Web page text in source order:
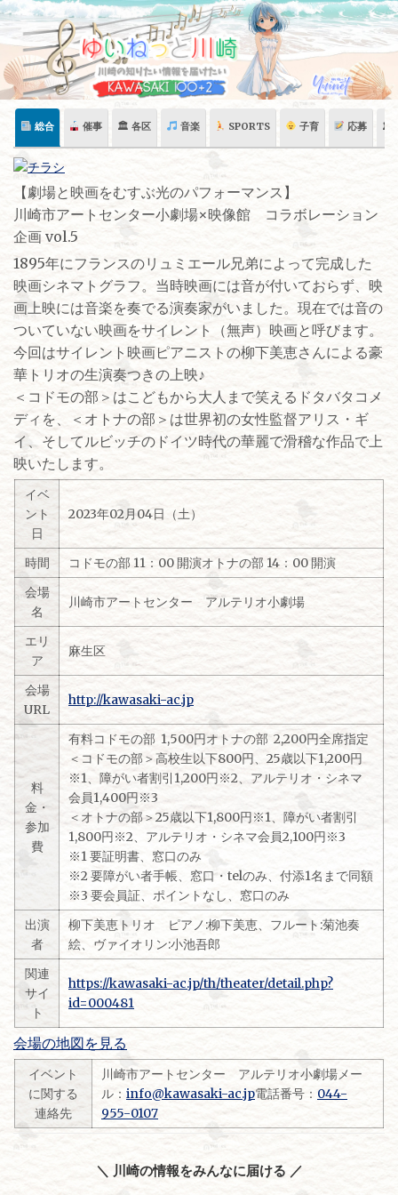
Skip
content
総合 催事 🏛 各区 音楽 SPORTS 子育 応募 🏛
【劇場と映画をむすぶ光のパフォーマンス】
川崎市アートセンター小劇場×映像館 コラボレーション
企画 vol.5
1895年にフランスのリュミエール兄弟によって完成した
映画シネマトグラフ。当時映画には音が付いておらず、映
画上映には音楽を奏でる演奏家がいました。現在では音の
ついていない映画をサイレント（無声）映画と呼びます。
今回はサイレント映画ピアニストの柳下美恵さんによる豪
華トリオの生演奏つきの上映♪
＜コドモの部＞はこどもから大人まで笑えるドタバタコメ
ディを、＜オトナの部＞は世界初の女性監督アリス・ギ
イ、そしてルビッチのドイツ時代の華麗で滑稽な作品で上
映いたします。
イベ
ント
日
2023年02月04日（土）
時間
コドモの部 11：00 開演オトナの部 14：00 開演
会場
名
川崎市アートセンター アルテリオ小劇場
エリ
ア
麻生区
会場
URL
http://kawasaki-ac.jp
料
金・
参加
費
有料コドモの部 1,500円オトナの部 2,200円全席指定
＜コドモの部＞高校生以下800円、25歳以下1,200円
※1、障がい者割引1,200円※2、アルテリオ・シネマ
会員1,400円※3
＜オトナの部＞25歳以下1,800円※1、障がい者割引
1,800円※2、アルテリオ・シネマ会員2,100円※3
※1 要証明書、窓口のみ
※2 要障がい者手帳、窓口・telのみ、付添1名まで同額
※3 要会員証、ポイントなし、窓口のみ
出演
者
柳下美恵トリオ ピアノ:柳下美恵、フルート:菊池奏
絵、ヴァイオリン:小池吾郎
関連
サイ
ト
https://kawasaki-ac.jp/th/theater/detail.php?
id=000481
会場の地図を見る
イベント
に関する
連絡先
川崎市アートセンター アルテリオ小劇場メー
ル： info@kawasaki-ac.jp電話番号： 044-
955-0107
＼ 川崎の情報をみんなに届ける ／